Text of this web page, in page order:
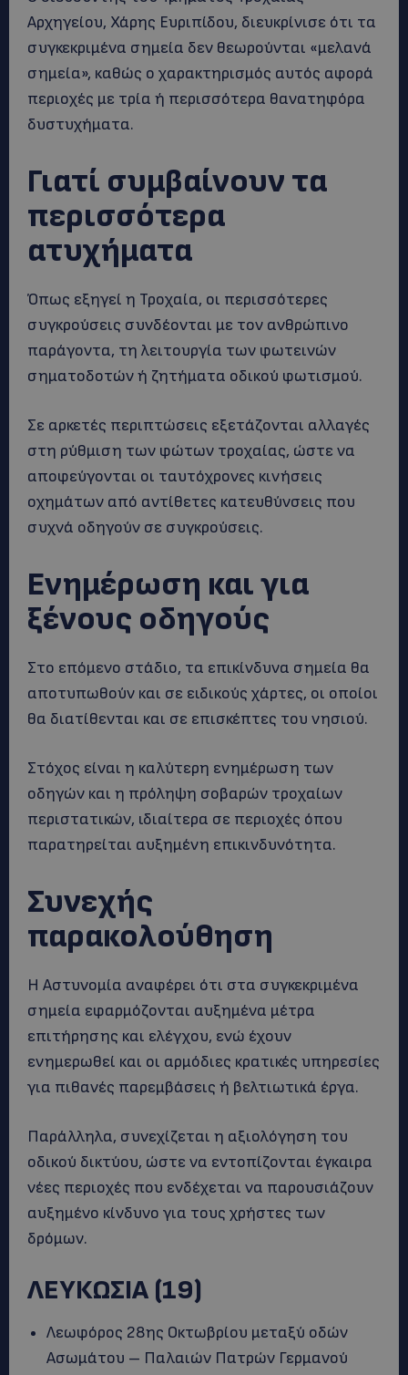
Αρχηγείου, Χάρης Ευριπίδου, διευκρίνισε ότι τα
συγκεκριμένα σημεία δεν θεωρούνται «μελανά
σημεία», καθώς ο χαρακτηρισμός αυτός αφορά
περιοχές με τρία ή περισσότερα θανατηφόρα
δυστυχήματα.
Γιατί συμβαίνουν τα
περισσότερα
ατυχήματα
Όπως εξηγεί η Τροχαία, οι περισσότερες
συγκρούσεις συνδέονται με τον ανθρώπινο
παράγοντα, τη λειτουργία των φωτεινών
σηματοδοτών ή ζητήματα οδικού φωτισμού.
Σε αρκετές περιπτώσεις εξετάζονται αλλαγές
στη ρύθμιση των φώτων τροχαίας, ώστε να
αποφεύγονται οι ταυτόχρονες κινήσεις
οχημάτων από αντίθετες κατευθύνσεις που
συχνά οδηγούν σε συγκρούσεις.
Ενημέρωση και για
ξένους οδηγούς
Στο επόμενο στάδιο, τα επικίνδυνα σημεία θα
αποτυπωθούν και σε ειδικούς χάρτες, οι οποίοι
θα διατίθενται και σε επισκέπτες του νησιού.
Στόχος είναι η καλύτερη ενημέρωση των
οδηγών και η πρόληψη σοβαρών τροχαίων
περιστατικών, ιδιαίτερα σε περιοχές όπου
παρατηρείται αυξημένη επικινδυνότητα.
Συνεχής
παρακολούθηση
Η Αστυνομία αναφέρει ότι στα συγκεκριμένα
σημεία εφαρμόζονται αυξημένα μέτρα
επιτήρησης και ελέγχου, ενώ έχουν
ενημερωθεί και οι αρμόδιες κρατικές υπηρεσίες
για πιθανές παρεμβάσεις ή βελτιωτικά έργα.
Παράλληλα, συνεχίζεται η αξιολόγηση του
οδικού δικτύου, ώστε να εντοπίζονται έγκαιρα
νέες περιοχές που ενδέχεται να παρουσιάζουν
αυξημένο κίνδυνο για τους χρήστες των
δρόμων.
ΛΕΥΚΩΣΙΑ (19)
Λεωφόρος 28ης Οκτωβρίου μεταξύ οδών
Ασωμάτου – Παλαιών Πατρών Γερμανού